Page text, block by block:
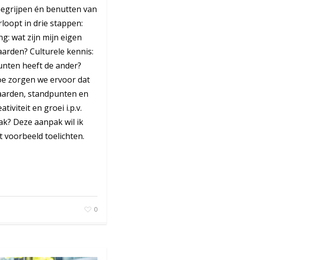
én benutten van
in drie stappen:
wat zijn mijn eigen
Culturele kennis:
heeft de ander?
zorgen we ervoor dat
standpunten en
en groei i.p.v.
Deze aanpak wil ik
voorbeeld toelichten.
0